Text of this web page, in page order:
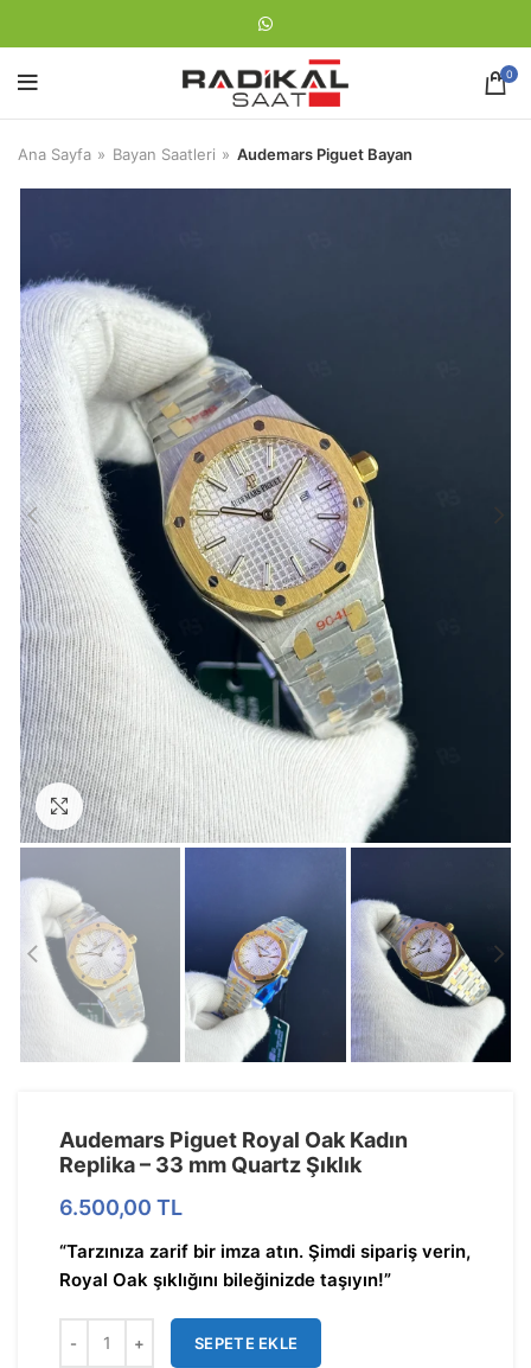
0
Ana Sayfa Bayan Saatleri Audemars Piguet Bayan
Görseli Büyütün
Audemars Piguet Royal Oak Kadın
Replika – 33 mm Quartz Şıklık
6.500,00 TL
“Tarzınıza zarif bir imza atın. Şimdi sipariş verin,
Royal Oak şıklığını bileğinizde taşıyın!”
SEPETE EKLE